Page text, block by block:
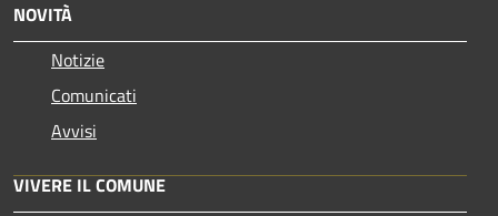
NOVITÀ
Notizie
Comunicati
Avvisi
VIVERE IL COMUNE